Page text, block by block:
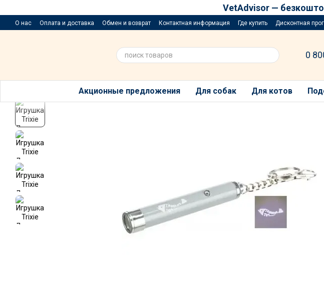
VetAdvisor —
О нас Оплата и доставка Обмен и возврат Контактная информация Где купить Дисконтная
0
Акционные предложения Для собак Для котов